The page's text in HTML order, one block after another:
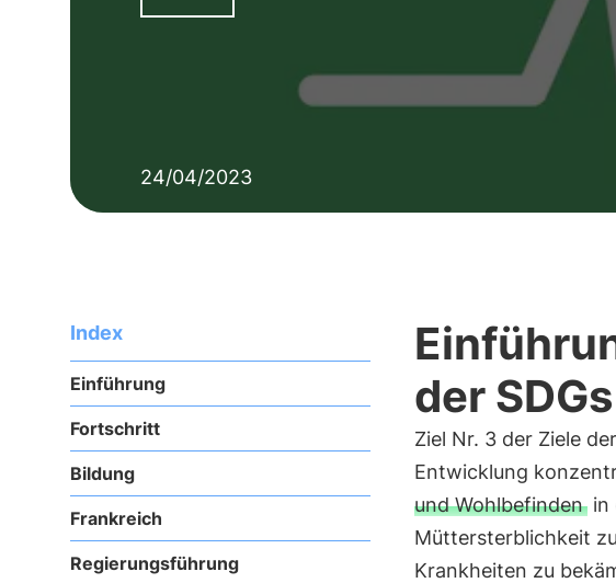
24/04/2023
Index
Einführung
Fortschritt
Bildung
Frankreich
Regierungsführung
der SDGs
Ziel Nr. 3 der Ziele
Entwicklung
und Wohlbefindenin
Müttersterblichkeit
Krankheiten zu